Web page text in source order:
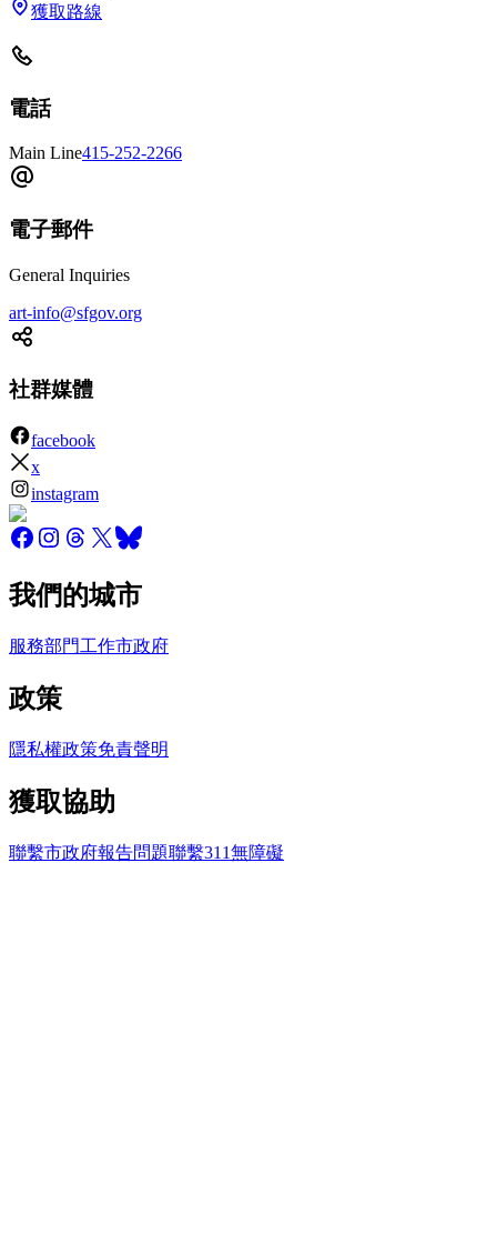
獲取路線
電話
Main Line415-252-2266
電子郵件
General Inquiries
art-info@sfgov.org
社群媒體
facebook
x
instagram
我們的城市
服務部門工作市政府
政策
隱私權政策免責聲明
獲取協助
聯繫市政府報告問題聯繫311無障礙